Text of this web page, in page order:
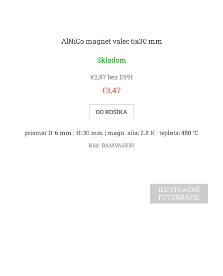
AlNiCo magnet valec 6x30 mm
Skladom
€2,87 bez DPH
€3,47
DO KOŠÍKA
priemer D: 6 mm | H: 30 mm | magn. sila: 2.8 N | teplota: 450 °C
Kód: BAMVA6X30
ILUSTRAČNÉ
FOTOGRAFIE